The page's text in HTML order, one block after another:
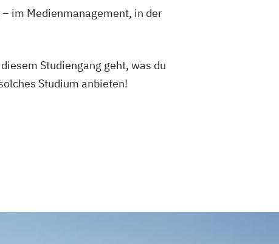
im Medienmanagement, in der
Studiengang geht, was du
Studium anbieten!